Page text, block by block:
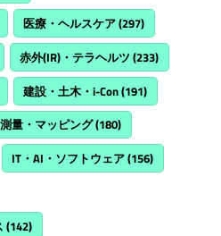
医療・ヘルスケア(297)
赤外(IR)・テラヘルツ (233)
建設・土木・i-Con(191)
測量・マッピング(180)
IT・AI・ソフトウェア(156)
(142)